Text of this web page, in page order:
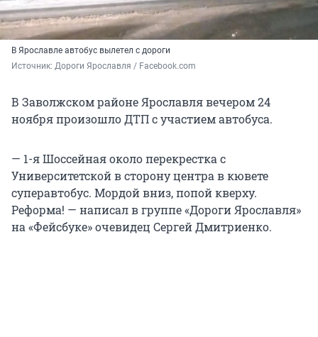
В Ярославле автобус вылетел с дороги
Источник: Дороги Ярославля / Facebook.com
В Заволжском районе Ярославля вечером 24
ноября произошло ДТП с участием автобуса.
— 1-я Шоссейная около перекрестка с
Университетской в сторону центра в кювете
суперавтобус. Мордой вниз, попой кверху.
Реформа! — написал в группе «Дороги Ярославля»
на «Фейсбуке» очевидец Сергей Дмитриенко.